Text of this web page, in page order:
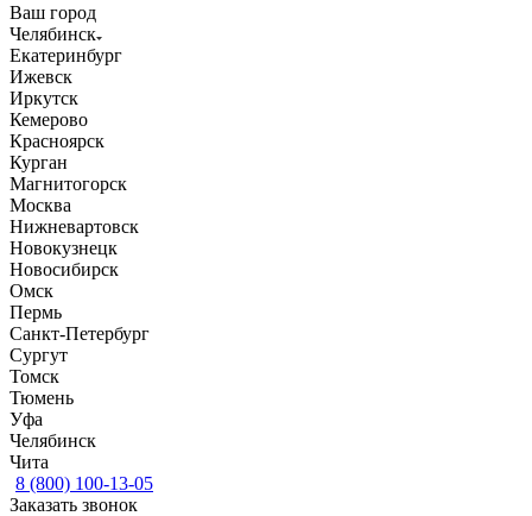
Ваш город
Челябинск
Екатеринбург
Ижевск
Иркутск
Кемерово
Красноярск
Курган
Магнитогорск
Москва
Нижневартовск
Новокузнецк
Новосибирск
Омск
Пермь
Санкт-Петербург
Сургут
Томск
Тюмень
Уфа
Челябинск
Чита
8 (800) 100-13-05
Заказать звонок